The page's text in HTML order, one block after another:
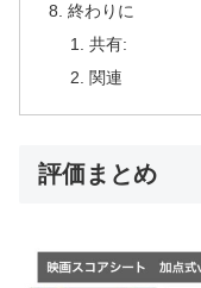
終わりに
共有:
関連
評価まとめ